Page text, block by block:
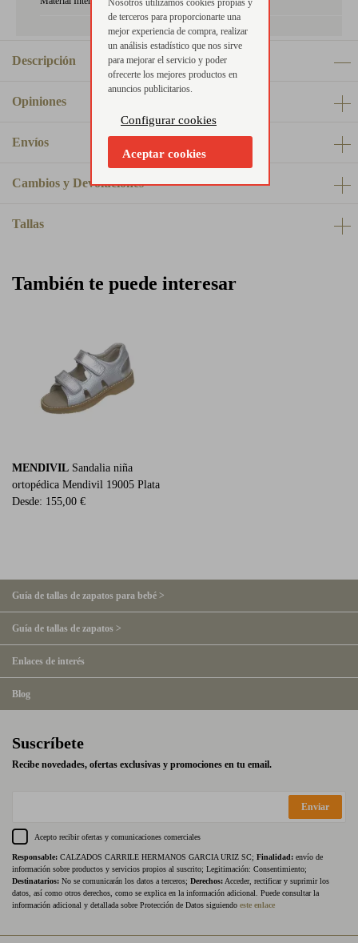
Descripción
Opiniones
Envíos
Cambios y Devoluciones
Tallas
También te puede interesar
MENDIVIL Sandalia niña
ortopédica Mendivil 19005 Plata
Desde: 155,00 €
Guía de tallas de zapatos para bebé >
Guía de tallas de zapatos >
Enlaces de interés
Blog
Suscríbete
Recibe novedades, ofertas exclusivas y promociones en tu email.
Enviar
Acepto recibir ofertas y comunicaciones comerciales
Responsable: CALZADOS CARRILE HERMANOS GARCIA URIZ SC; Finalidad: envío de
información sobre productos y servicios propios al suscrito; Legitimación: Consentimiento;
Destinatarios: No se comunicarán los datos a terceros; Derechos: Acceder, rectificar y suprimir los
datos, así como otros derechos, como se explica en la información adicional. Puede consultar la
información adicional y detallada sobre Protección de Datos siguiendo este enlace
Nosotros utilizamos cookies propias y
de terceros para proporcionarte una
mejor experiencia de compra, realizar
un análisis estadístico que nos sirve
para mejorar el servicio y poder
ofrecerte los mejores productos en
anuncios publicitarios.
Configurar cookies
Aceptar cookies